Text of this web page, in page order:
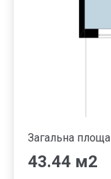
Загальна площа
43.44 м2